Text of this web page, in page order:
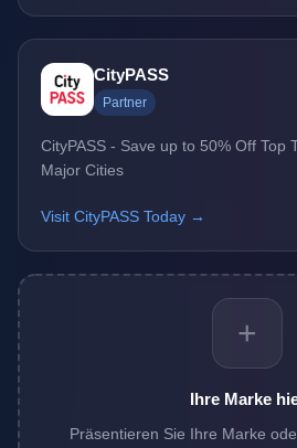
CityPASS
Partner
CityPASS - Save up to 50% Off Top
Major Cities
Visit CityPASS Today →
+
Ihre Marke
Präsentieren Sie Ihre Marke